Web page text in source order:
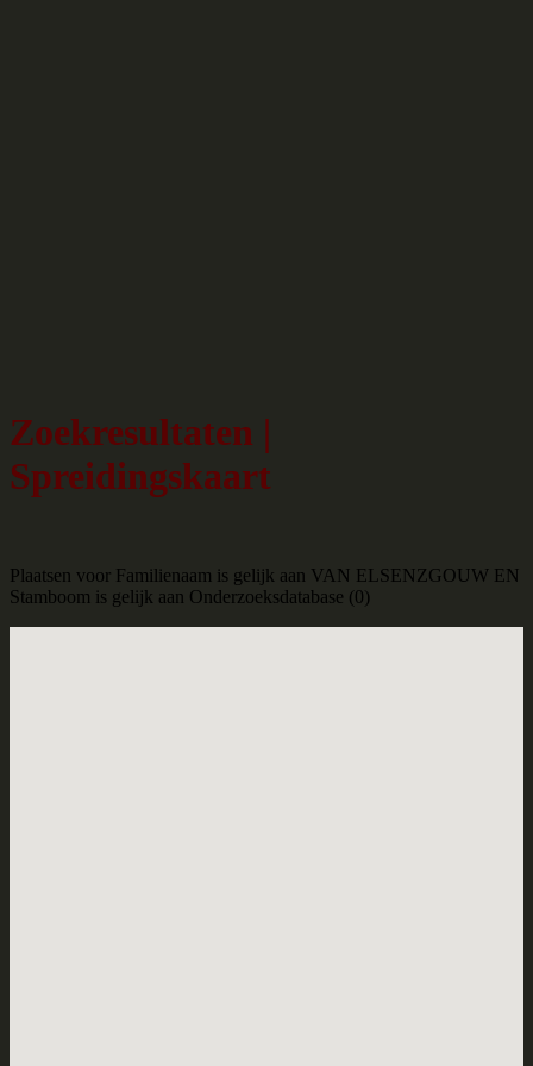
Zoekresultaten |
Spreidingskaart
Plaatsen voor Familienaam is gelijk aan VAN ELSENZGOUW EN
Stamboom is gelijk aan Onderzoeksdatabase (0)